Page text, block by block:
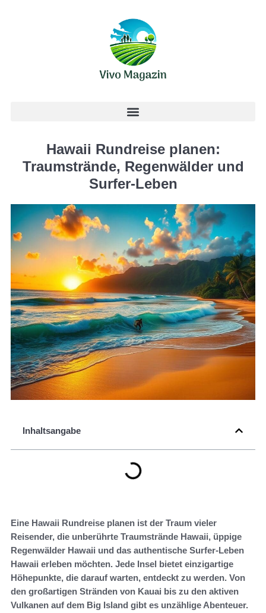
Hawaii Rundreise planen:
Traumstrände, Regenwälder und
Surfer-Leben
Inhaltsangabe
Eine Hawaii Rundreise planen ist der Traum vieler
Reisender, die unberührte Traumstrände Hawaii, üppige
Regenwälder Hawaii und das authentische Surfer-Leben
Hawaii erleben möchten. Jede Insel bietet einzigartige
Höhepunkte, die darauf warten, entdeckt zu werden. Von
den großartigen Stränden von Kauai bis zu den aktiven
Vulkanen auf dem Big Island gibt es unzählige Abenteuer.